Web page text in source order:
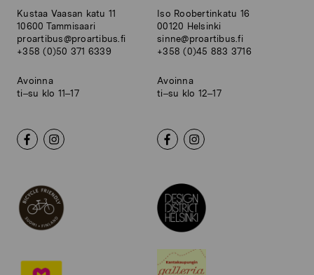
Kustaa Vaasan katu 11
10600 Tammisaari
proartibus@proartibus.fi
+358 (0)50 371 6339
Avoinna
ti–su klo 11–17
Iso Roobertinkatu 16
00120 Helsinki
sinne@proartibus.fi
+358 (0)45 883 3716
Avoinna
ti–su klo 12–17